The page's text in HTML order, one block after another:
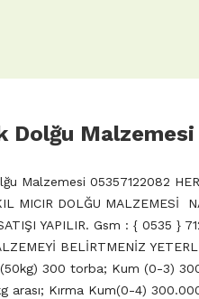
Dolğu Malzemesi
Malzemesi 05357122082
MICIR DOLĞU MALZEMESİ
YAPILIR. Gsm : { 0535 }
BELİRTMENİZ
300 torba; Kum (0-3)
arası; Kırma Kum(0-4)